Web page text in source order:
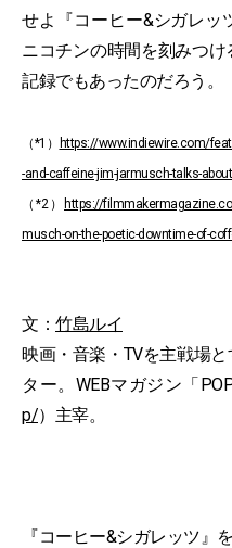
せよ『コーヒー&シガレッ
ニコチンの時間を刻みつ
記録でもあったのだろう。
（*1）
https://www.indiewire.com/
-and-caffeine-jim-jarmusch-talks-
（*2）
https://
musch-on-the-poetic-downtime-of-
文： 竹島ルイ
映画・音楽・TVを主戦場
ター。WEBマガジン「
p/）主宰。
『コーヒー&シガレッツ』